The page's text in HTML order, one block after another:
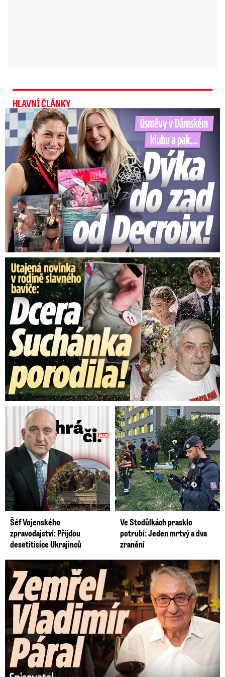
Moravskoslezského kraje a v Jihomoravském
kraji na Břeclavsku, Hodonínsku, Kyjovsku a v
regionu Veselí nad Moravou.
Po přechodu fronty Česko čeká další ochlazení,
tropických teplot se do konce prázdnin už
zřejmě nedočkáme.
Video se připravuje ...
Bouřka nad severní Moravou: Nebe rozsvítilo 190
tisíc výbojů za 10 minut!
Zdroj: Lukáš Ulčok,Vít Poštulka, Kristýna Šabršulová
HLAVNÍ ČLÁNKY
Úsměvy v Dámském klubu a pak… Dýka do zad od Decroix!
Utajená novinka v rodině baviče: Dcera Suchánka porodila
Šéf Vojenského
zpravodajství: Přijdou
desetitisíce Ukrajinců
Ve Stodůlkách prasklo
potrubí: Jeden mrtvý a dva
zranění
Zemřel Vladimír Páral (†94): Autor lechtivých Playgirls